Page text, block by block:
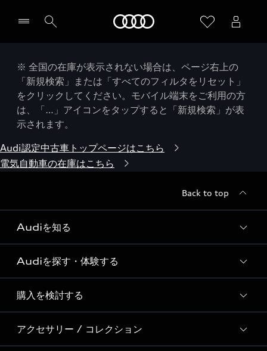
※ 全国の在庫が表示されない場合は、ページ右上の
「新規検索」または「すべてのフィルタをリセット」
をクリックしてください。モバイル端末をご利用の方
は、「…」アイコンをタップすると「新規検索」が表
示されます。
Audi認定中古車トップページはこちら
電気自動車の在庫はこちら
Back to top
Audiを知る
Audi ブランド
Story of Progress
Audi Sport
Formula 1®
Audiを探す・体験する
ディーラー検索
新車在庫検索
試乗車・展示車検索
購入を検討する
モデル一覧
アクセサリー / コレクション